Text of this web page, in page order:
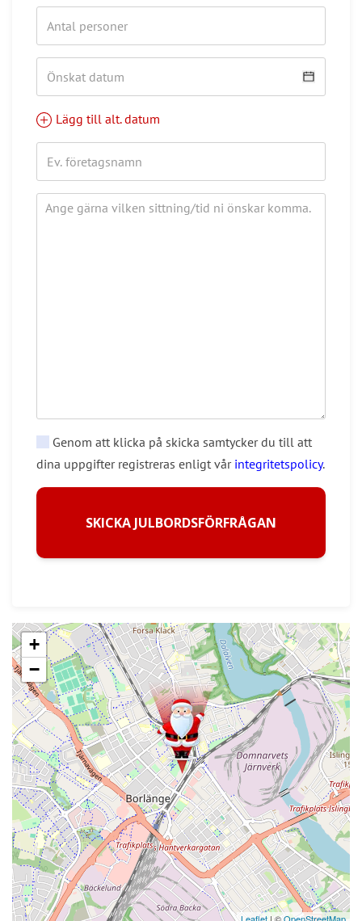
Lägg till alt. datum
Genom att klicka på skicka samtycker du till att
dina uppgifter registreras enligt vår integritetspolicy.
SKICKA JULBORDSFÖRFRÅGAN
+
−
Leaflet | ©OpenStreetMap